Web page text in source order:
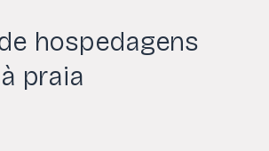
hospedagens
praia